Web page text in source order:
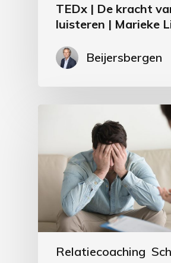
TEDx | De kracht
luisteren | Marieke
Beijersbergen
Relatiecoaching